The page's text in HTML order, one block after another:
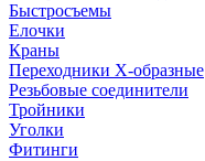
Быстросъемы
Елочки
Краны
Переходники Х-образные
Резьбовые соединители
Тройники
Уголки
Фитинги